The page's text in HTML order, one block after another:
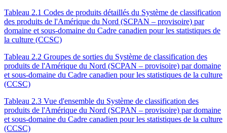
Tableau 2.1 Codes de produits détaillés du Système de classification
des produits de l'Amérique du Nord (SCPAN – provisoire) par
domaine et sous-domaine du Cadre canadien pour les statistiques de
la culture (CCSC)
Tableau 2.2 Groupes de sorties du Système de classification des
produits de l'Amérique du Nord (SCPAN – provisoire) par domaine
et sous-domaine du Cadre canadien pour les statistiques de la culture
(CCSC)
Tableau 2.3 Vue d'ensemble du Système de classification des
produits de l'Amérique du Nord (SCPAN – provisoire) par domaine
et sous-domaine du Cadre canadien pour les statistiques de la culture
(CCSC)